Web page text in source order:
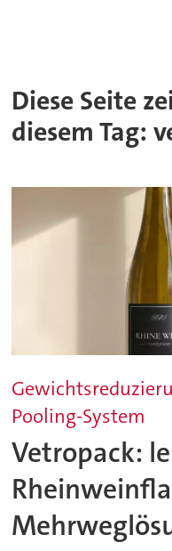
Diese Seite
diesem Tag:
Pooling-System
Vetropack: